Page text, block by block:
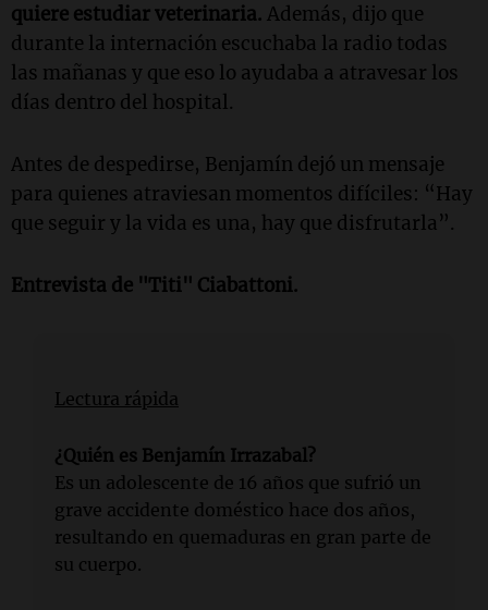
quiere estudiar veterinaria. Además, dijo que
durante la internación escuchaba la radio todas
las mañanas y que eso lo ayudaba a atravesar los
días dentro del hospital.
Antes de despedirse, Benjamín dejó un mensaje
para quienes atraviesan momentos difíciles: “Hay
que seguir y la vida es una, hay que disfrutarla”.
Entrevista de "Titi" Ciabattoni.
Lectura rápida
¿Quién es Benjamín Irrazabal?
Es un adolescente de 16 años que sufrió un
grave accidente doméstico hace dos años,
resultando en quemaduras en gran parte de
su cuerpo.